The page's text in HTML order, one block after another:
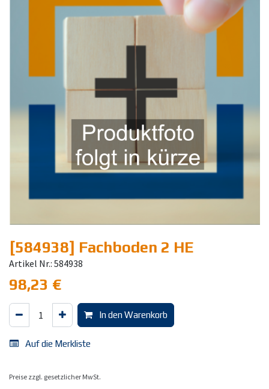
[584938] Fachboden 2 HE
Artikel Nr.: 584938
98,23 €
In den Warenkorb
Auf die Merkliste
Preise zzgl. gesetzlicher MwSt.